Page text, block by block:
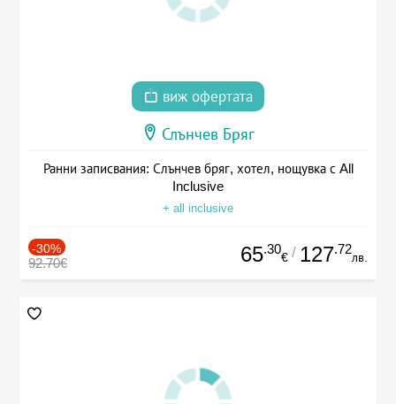
виж офертата
Слънчев Бряг
Ранни записвания: Слънчев бряг, хотел, нощувка с All
Inclusive
+ all inclusive
-30%
92.70€ 65.30
€ / 127.72
лв.